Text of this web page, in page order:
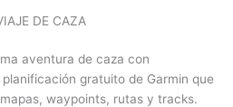
DE CAZA
aventura de caza con
gratuito de Garmin que
waypoints, rutas y tracks.